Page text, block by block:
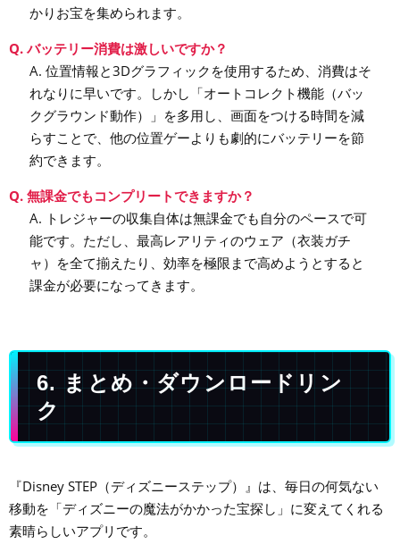
かりお宝を集められます。
Q. バッテリー消費は激しいですか？
A. 位置情報と3Dグラフィックを使用するため、消費はそ
れなりに早いです。しかし「オートコレクト機能（バッ
クグラウンド動作）」を多用し、画面をつける時間を減
らすことで、他の位置ゲーよりも劇的にバッテリーを節
約できます。
Q. 無課金でもコンプリートできますか？
A. トレジャーの収集自体は無課金でも自分のペースで可
能です。ただし、最高レアリティのウェア（衣装ガチ
ャ）を全て揃えたり、効率を極限まで高めようとすると
課金が必要になってきます。
6. まとめ・ダウンロードリン
ク
『Disney STEP（ディズニーステップ）』は、毎日の何気ない
移動を「ディズニーの魔法がかかった宝探し」に変えてくれる
素晴らしいアプリです。